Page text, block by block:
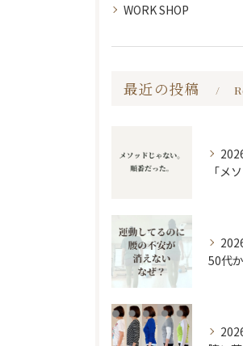
WORK SHOP
最近の投稿
「メ
50代